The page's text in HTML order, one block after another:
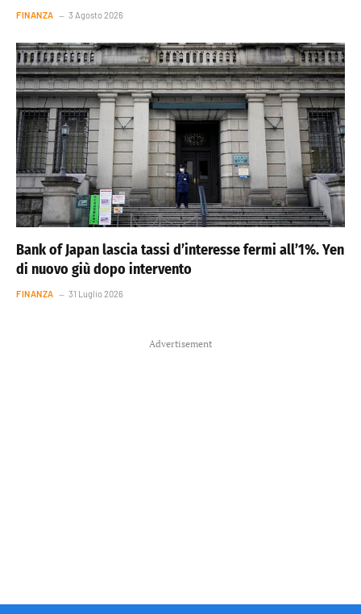
FINANZA 3 Agosto 2026
Bank of Japan lascia tassi d’interesse fermi all’1%. Yen
di nuovo giù dopo intervento
FINANZA 31 Luglio 2026
Advertisement